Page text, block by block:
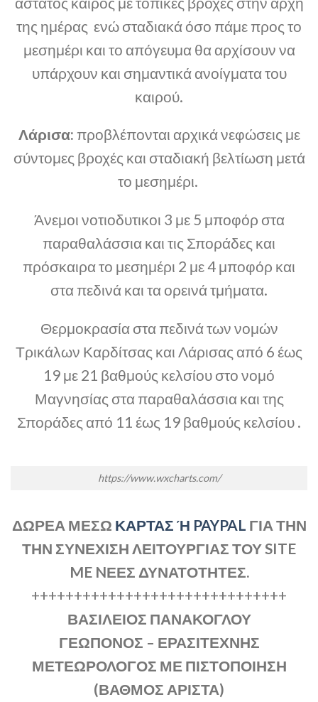
της ημέρας ενώ σταδιακά όσο πάμε προς το
μεσημέρι και το απόγευμα θα αρχίσουν να
υπάρχουν και σημαντικά ανοίγματα του
καιρού.
Λάρισα: προβλέπονται αρχικά νεφώσεις με
σύντομες βροχές και σταδιακή βελτίωση μετά
το μεσημέρι.
Άνεμοι νοτιοδυτικοι 3 με 5 μποφόρ στα
παραθαλάσσια και τις Σποράδες και
πρόσκαιρα το μεσημέρι 2 με 4 μποφόρ και
στα πεδινά και τα ορεινά τμήματα.
Θερμοκρασία στα πεδινά των νομών
Τρικάλων Καρδίτσας και Λάρισας από 6 έως
19 με 21 βαθμούς κελσίου στο νομό
Μαγνησίας στα παραθαλάσσια και της
Σποράδες από 11 έως 19 βαθμούς κελσίου .
https://www.wxcharts.com/
ΔΩΡΕΑ ΜΕΣΩ ΚΑΡΤΑΣ Ή PAYPAL ΓΙΑ ΤΗΝ
ΤΗΝ ΣΥΝΕΧΙΣΗ ΛΕΙΤΟΥΡΓΙΑΣ ΤΟΥ SITE
ME NΕΕΣ ΔΥΝΑΤΟΤΗΤΕΣ.
++++++++++++++++++++++++++++++
ΒΑΣΙΛΕΙΟΣ ΠΑΝΑΚΟΓΛΟΥ
ΓΕΩΠΟΝΟΣ – ΕΡΑΣΙΤΕΧΝΗΣ
ΜΕΤΕΩΡΟΛΟΓΟΣ ΜΕ ΠΙΣΤΟΠΟΙΗΣΗ
(ΒΑΘΜΟΣ ΑΡΙΣΤΑ)